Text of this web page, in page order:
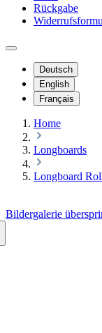
Rückgabe
Deutsch
English
Français
Home
Longboards
Longboard
Bildergalerie